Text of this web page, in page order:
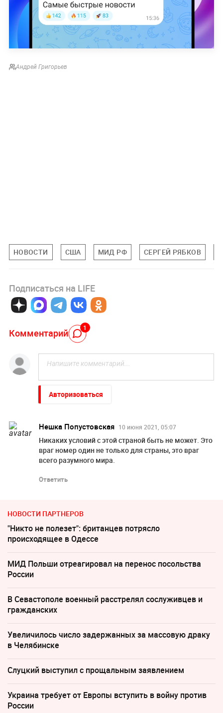
Андрей Григорьев
НОВОСТИ США МИД РФ СЕРГЕЙ РЯБКОВ
Подписаться на LIFE
Комментарий 1
Авторизоваться
Нешка Попустовская 10 июня 2021, 05:07
Никаких условий с этой страной быть не может. Это
враг номер один не только для страны, это враг
всего разумного мира.
Ответить
НОВОСТИ ПАРТНЕРОВ
"Никто не полезет": британцев потрясло
происходящее в Одессе
МИД Польши отреагировал на перенос посольства
России
В Севастополе военный расстрелял сослуживцев и
гражданских
Увеличилось число задержанных за массовую драку
в Челябинске
Слуцкий выступил с прощальным заявлением
Украина требует от Европы вступить в войну против
России